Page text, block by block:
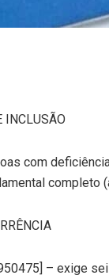
INCLUSÃO
com
completo
– exige